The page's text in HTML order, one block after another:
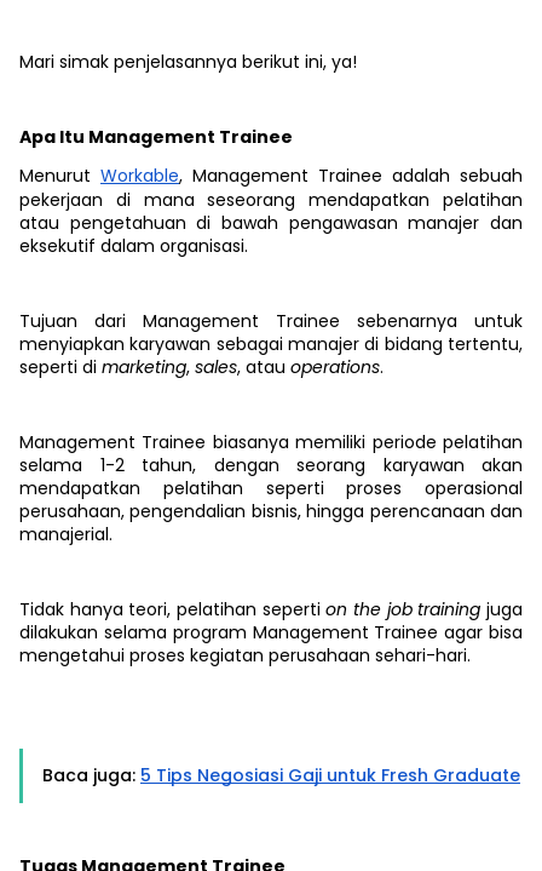
Mari simak penjelasannya berikut ini, ya!
Apa Itu Management Trainee
Menurut Workable, Management Trainee adalah sebuah
pekerjaan di mana seseorang mendapatkan pelatihan
atau pengetahuan di bawah pengawasan manajer dan
eksekutif dalam organisasi.
Tujuan dari Management Trainee sebenarnya untuk
menyiapkan karyawan sebagai manajer di bidang tertentu,
seperti di marketing, sales, atau operations.
Management Trainee biasanya memiliki periode pelatihan
selama 1-2 tahun, dengan seorang karyawan akan
mendapatkan pelatihan seperti proses operasional
perusahaan, pengendalian bisnis, hingga perencanaan dan
manajerial.
Tidak hanya teori, pelatihan sepertion the job training juga
dilakukan selama program Management Trainee agar bisa
mengetahui proses kegiatan perusahaan sehari-hari.
Baca juga: ​​5 Tips Negosiasi Gaji untuk Fresh Graduate
Tugas Management Trainee